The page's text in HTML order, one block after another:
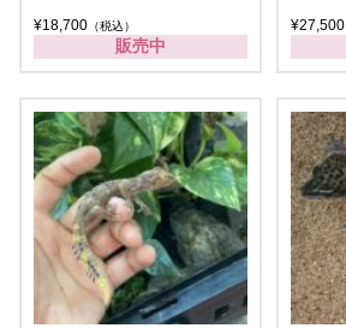
¥18,700 （税込）
販売中
¥27,500